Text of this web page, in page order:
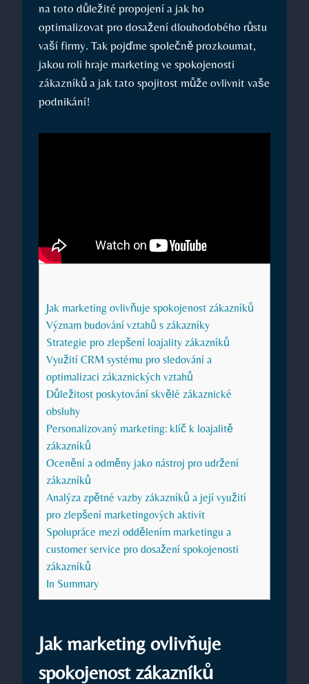
na toto důležité propojení a jak ho
optimalizovat pro dosažení dlouhodobého růstu
vaší firmy. Tak pojďme společně prozkoumat,
jakou roli hraje marketing ve spokojenosti
zákazníků a jak tato spojitost může ovlivnit vaše
podnikání!
Jak marketing ovlivňuje spokojenost zákazníků
Význam budování vztahů s zákazníky
Strategie pro zlepšení loajality zákazníků
Využití CRM systému pro sledování a
optimalizaci zákaznických vztahů
Důležitost poskytování skvělé zákaznické
obsluhy
Personalizovaný marketing: klíč k loajalitě
zákazníků
Ocenění a odměny jako nástroj pro udržení
zákazníků
Analýza zpětné vazby zákazníků a její využití
pro zlepšení marketingových aktivit
Spolupráce mezi oddělením marketingu a
customer service pro dosažení spokojenosti
zákazníků
In Summary
Jak marketing ovlivňuje
spokojenost zákazníků